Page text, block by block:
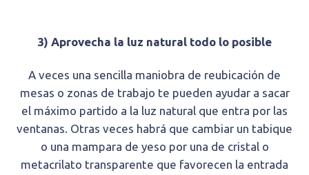
3) Aprovecha la luz natural todo lo posible
A veces una sencilla maniobra de reubicación de
mesas o zonas de trabajo te pueden ayudar a sacar
el máximo partido a la luz natural que entra por las
ventanas. Otras veces habrá que cambiar un tabique
o una mampara de yeso por una de cristal o
metacrilato transparente que favorecen la entrada